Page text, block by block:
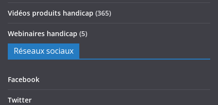
Vidéos produits handicap (365)
Webinaires handicap (5)
Réseaux sociaux
Facebook
Twitter